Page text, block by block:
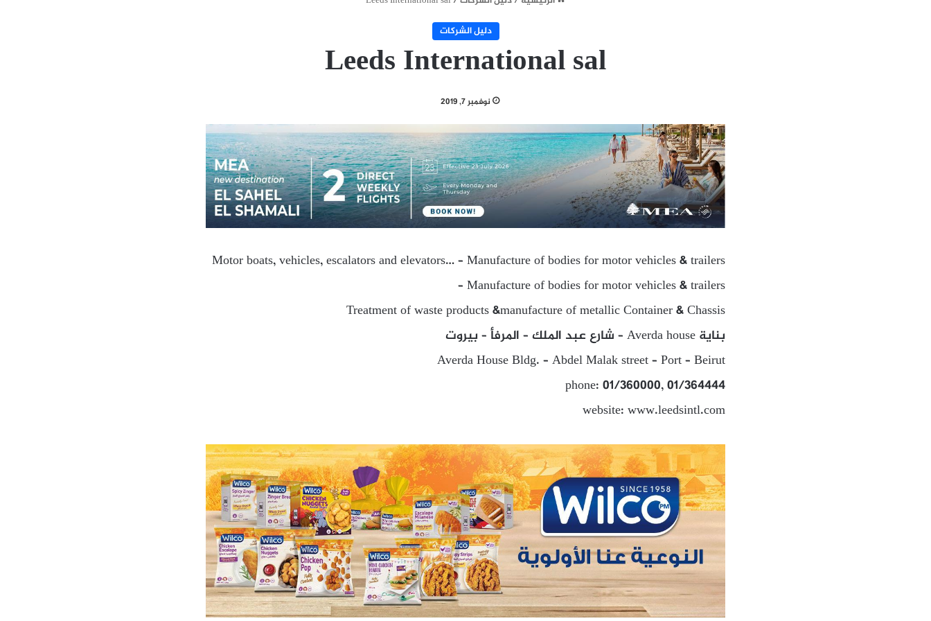
دليل الشركات
Leeds International sal
نوفمبر 7, 2019
Motor boats, vehicles, escalators and elevators… – Manufacture of bodies for motor vehicles & trailers
– Manufacture of bodies for motor vehicles & trailers
Treatment of waste products &manufacture of metallic Container & Chassis
بناية Averda house – شارع عبد الملك – المرفأ – بيروت
Averda House Bldg. – Abdel Malak street – Port – Beirut
phone: 01/360000, 01/364444
website: www.leedsintl.com